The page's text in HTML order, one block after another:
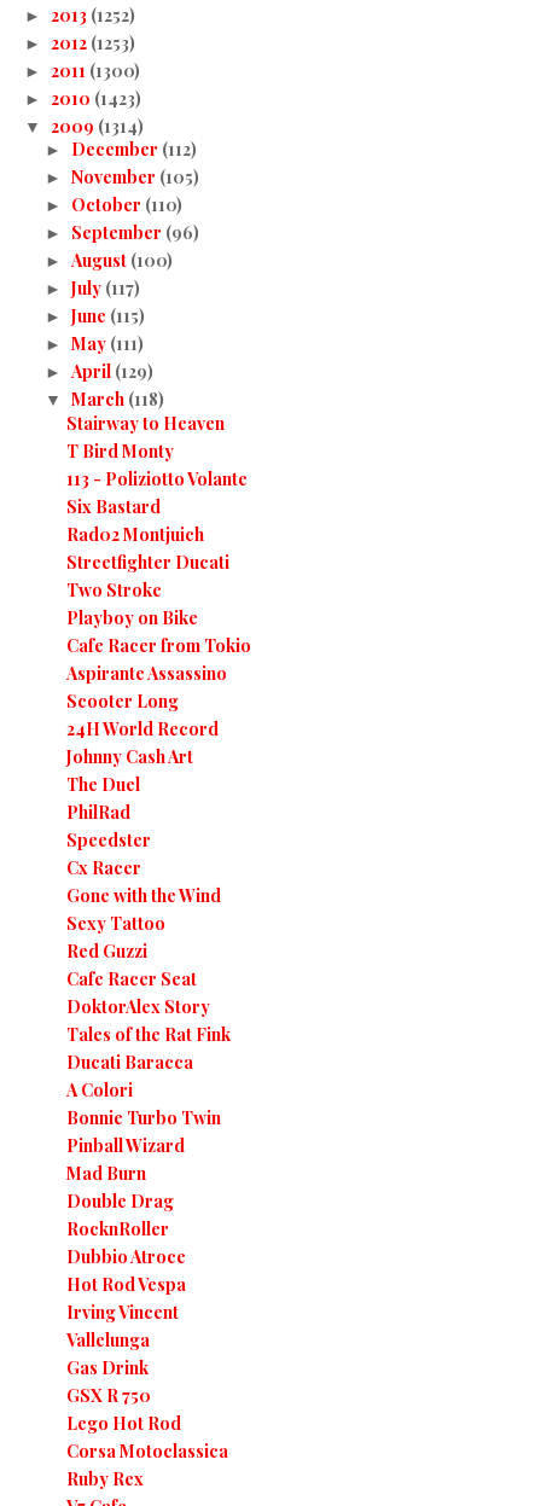
► 2013 (1252)
► 2012 (1253)
► 2011 (1300)
► 2010 (1423)
▼ 2009 (1314)
► December (112)
► November (105)
► October (110)
► September (96)
► August (100)
► July (117)
► June (115)
► May (111)
► April (129)
▼ March (118)
Stairway to Heaven
T Bird Monty
113 - Poliziotto Volante
Six Bastard
Rad02 Montjuich
Streetfighter Ducati
Two Stroke
Playboy on Bike
Cafe Racer from Tokio
Aspirante Assassino
Scooter Long
24H World Record
Johnny Cash Art
The Duel
PhilRad
Speedster
Cx Racer
Gone with the Wind
Sexy Tattoo
Red Guzzi
Cafe Racer Seat
DoktorAlex Story
Tales of the Rat Fink
Ducati Baracca
A Colori
Bonnie Turbo Twin
Pinball Wizard
Mad Burn
Double Drag
RocknRoller
Dubbio Atroce
Hot Rod Vespa
Irving Vincent
Vallelunga
Gas Drink
GSX R 750
Lego Hot Rod
Corsa Motoclassica
Ruby Rex